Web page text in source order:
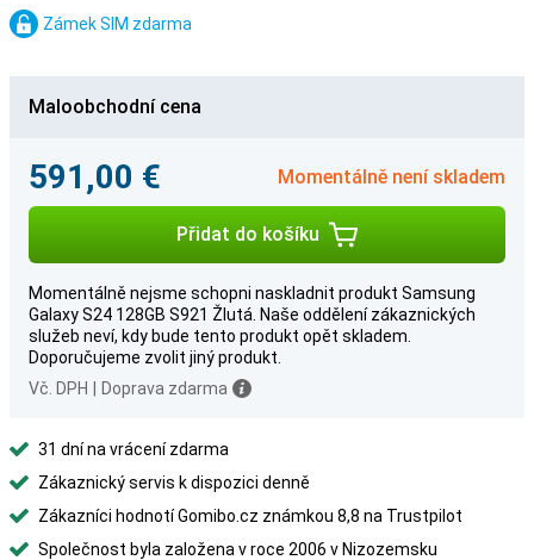
Zámek SIM zdarma
Maloobchodní cena
591,00 € Momentálně není skladem
Přidat do košíku
Momentálně nejsme schopni naskladnit produkt Samsung
Galaxy S24 128GB S921 Žlutá. Naše oddělení zákaznických
služeb neví, kdy bude tento produkt opět skladem.
Doporučujeme zvolit jiný produkt.
Vč. DPH
Doprava zdarma
31 dní na vrácení zdarma
Zákaznický servis k dispozici denně
Zákazníci hodnotí Gomibo.cz známkou 8,8 na Trustpilot
Společnost byla založena v roce 2006 v Nizozemsku